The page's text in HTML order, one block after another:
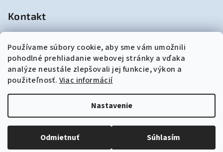
Používame súbory cookie, aby sme vám umožnili
pohodlné prehliadanie webovej stránky a vďaka
analýze neustále zlepšovali jej funkcie, výkon a
použiteľnosť. Viac informácií
Nastavenie
Odmietnuť Súhlasím
e
Kontakt
+421948190299
Upraviť nastavenie cookies
Vytvoril Shoptet